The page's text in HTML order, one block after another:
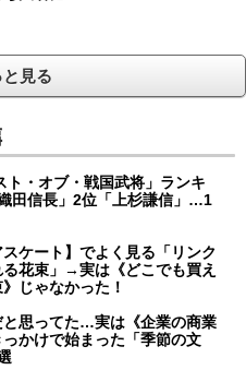
と見る
ト・オブ・戦国武将」ランキ
田信長」2位「上杉謙信」…1
スケート】でよく見る「リンク
る花束」→実は《どこでも買え
じゃなかった！
と思ってた…実は《企業の商業
かけで始まった「季節の文